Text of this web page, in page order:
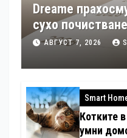
Dreame
сухо
патентни
АВГУСТ 7, 2026
Smart
Котките
умни